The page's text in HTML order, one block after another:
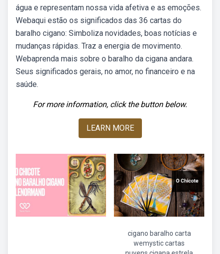
água e representam nossa vida afetiva e as emoções.
Webaqui estão os significados das 36 cartas do
baralho cigano: Simboliza novidades, boas notícias e
mudanças rápidas. Traz a energia de movimento.
Webaprenda mais sobre o baralho da cigana andara.
Seus significados gerais, no amor, no financeiro e na
saúde.
For more information, click the button below.
LEARN MORE
cigano baralho carta
wemystic cartas